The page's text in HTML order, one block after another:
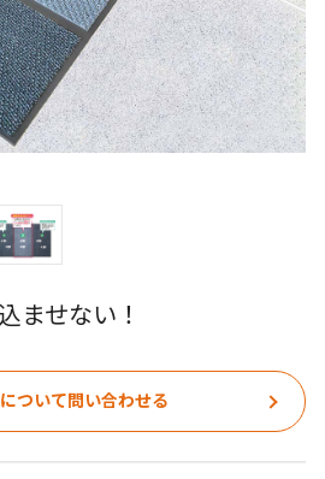
ませない！
ついて問い合わせる